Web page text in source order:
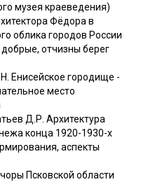
музея краеведения)
Фёдора в
облика городов России
отчизны берег
Енисейское городище -
место
Д.Р. Архитектура
конца 1920-1930-х
аспекты
Псковской области